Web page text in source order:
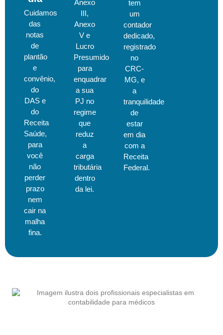
Cuidamos
das
notas
de
plantão
e
convênio,
do
DAS e
do
Receita
Saúde,
para
você
não
perder
prazo
nem
cair na
malha
fina.
Anexo
III,
Anexo
V e
Lucro
Presumido
para
enquadrar
a sua
PJ no
regime
que
reduz
a
carga
tributária
dentro
da lei.
tem
um
contador
dedicado,
registrado
no
CRC-
MG, e
a
tranquilidade
de
estar
em dia
com a
Receita
Federal.